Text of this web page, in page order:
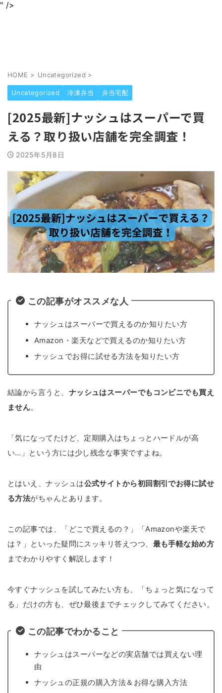
" />
HOME > Uncategorized >
Uncategorized 冷凍弁当 弁当宅配
[2025最新]ナッシュはスーパーで買
える？取り扱い店舗を完全調査！
2025年5月8日
この記事がオススメな人
ナッシュはスーパーで買えるのか知りたい方
Amazon・楽天などで買えるのか知りたい方
ナッシュでお得に試せる方法を知りたい方
結論から言うと、 ナッシュはスーパーでもコンビニでも買え
ません。
「気になってたけど、定期購入はちょっとハードルが高
い…」という方には少し残念な事実ですよね。
とはいえ、ナッシュは公式サイトから初回割引でお得に試せ
る方法がちゃんとあります。
この記事では、「どこで買えるの？」「Amazonや楽天で
は？」といった疑問にスッキリ答えつつ、 最も手軽な始め方
までわかりやすく解説します！
今すぐナッシュを試してみたい方も、「ちょっと気になって
る」だけの方も、ぜひ最後までチェックしてみてください。
この記事でわかること
ナッシュはスーパーなどの実店舗では買えない理
由
ナッシュの正規の購入方法＆お得な購入方法